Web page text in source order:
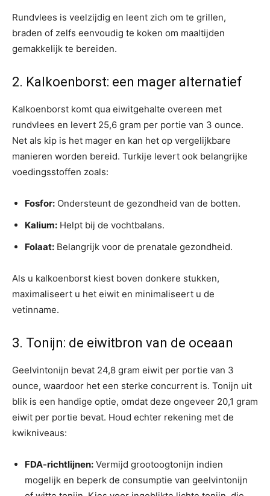
Rundvlees is veelzijdig en leent zich om te grillen,
braden of zelfs eenvoudig te koken om maaltijden
gemakkelijk te bereiden.
2. Kalkoenborst: een mager alternatief
Kalkoenborst komt qua eiwitgehalte overeen met
rundvlees en levert 25,6 gram per portie van 3 ounce.
Net als kip is het mager en kan het op vergelijkbare
manieren worden bereid. Turkije levert ook belangrijke
voedingsstoffen zoals:
Fosfor: Ondersteunt de gezondheid van de botten.
Kalium: Helpt bij de vochtbalans.
Folaat: Belangrijk voor de prenatale gezondheid.
Als u kalkoenborst kiest boven donkere stukken,
maximaliseert u het eiwit en minimaliseert u de
vetinname.
3. Tonijn: de eiwitbron van de oceaan
Geelvintonijn bevat 24,8 gram eiwit per portie van 3
ounce, waardoor het een sterke concurrent is. Tonijn uit
blik is een handige optie, omdat deze ongeveer 20,1 gram
eiwit per portie bevat. Houd echter rekening met de
kwikniveaus:
FDA-richtlijnen: Vermijd grootoogtonijn indien
mogelijk en beperk de consumptie van geelvintonijn